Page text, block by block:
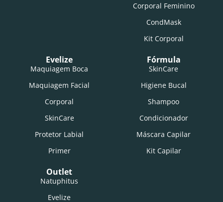
Corporal Feminino
CondMask
Kit Corporal
Evelize
Maquiagem Boca
Maquiagem Facial
Corporal
SkinCare
Protetor Labial
Primer
Fórmula
SkinCare
Higiene Bucal
Shampoo
Condicionador
Máscara Capilar
Kit Capilar
Outlet
Natuphitus
Evelize